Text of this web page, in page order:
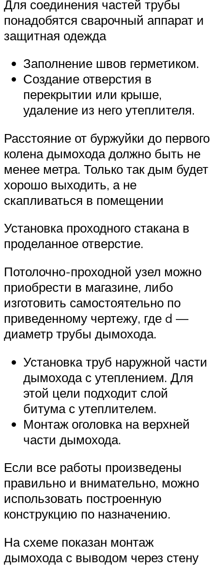
Для соединения частей трубы
понадобятся сварочный аппарат и
защитная одежда
Заполнение швов герметиком.
Создание отверстия в
перекрытии или крыше,
удаление из него утеплителя.
Расстояние от буржуйки до первого
колена дымохода должно быть не
менее метра. Только так дым будет
хорошо выходить, а не
скапливаться в помещении
Установка проходного стакана в
проделанное отверстие.
Потолочно-проходной узел можно
приобрести в магазине, либо
изготовить самостоятельно по
приведенному чертежу, где d —
диаметр трубы дымохода.
Установка труб наружной части
дымохода с утеплением. Для
этой цели подходит слой
битума с утеплителем.
Монтаж оголовка на верхней
части дымохода.
Если все работы произведены
правильно и внимательно, можно
использовать построенную
конструкцию по назначению.
На схеме показан монтаж
дымохода с выводом через стену